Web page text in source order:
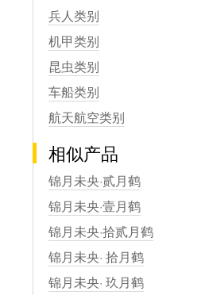
兵人类别
机甲类别
昆虫类别
车船类别
航天航空类别
相似产品
锦月未央·贰月鹤
锦月未央·壹月鹤
锦月未央·拾贰月鹤
锦月未央· 拾月鹤
锦月未央· 玖月鹤